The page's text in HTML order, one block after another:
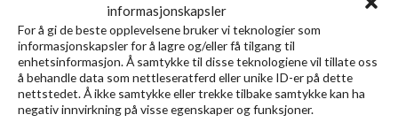
informasjonskapsler
For å gi de beste opplevelsene bruker vi teknologier som
informasjonskapsler for å lagre og/eller få tilgang til
enhetsinformasjon. Å samtykke til disse teknologiene vil tillate oss
å behandle data som nettleseratferd eller unike ID-er på dette
nettstedet. Å ikke samtykke eller trekke tilbake samtykke kan ha
negativ innvirkning på visse egenskaper og funksjoner.
SAVAGE GEAR LB Cannibal
Shad 6.8cm 3g Red Head
SAVAGE GEAR Craft
Crawler 8.5CM 2.3G